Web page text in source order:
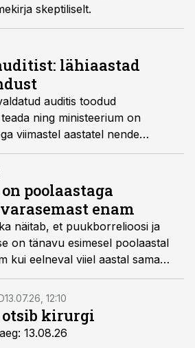
skeptiliselt.
lähiaastad
auditis toodud
ning ministeerium on
viimastel aastatel nende
tegelenud, kinnitas
poolaastaga
enam
näitab, et puukborrelioosi ja
on tänavu esimesel poolaastal
kui eelneval viiel aastal sama
13.07.26, 12:10
kirurgi
13.08.26